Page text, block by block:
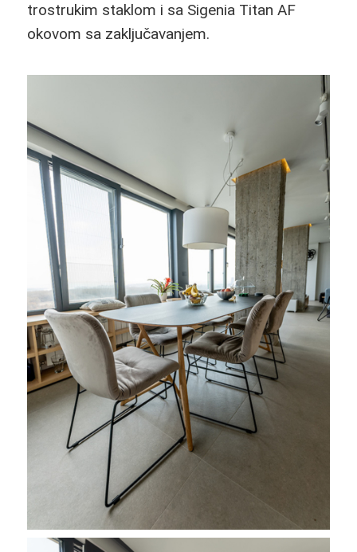
trostrukim staklom i sa Sigenia Titan AF
okovom sa zaključavanjem.